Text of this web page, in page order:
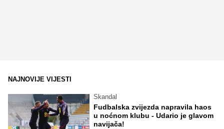
NAJNOVIJE VIJESTI
Skandal
Fudbalska zvijezda napravila haos
u noćnom klubu - Udario je glavom
navijača!